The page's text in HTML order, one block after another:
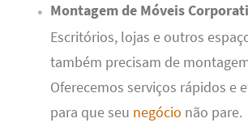
Montagem de Móveis
Escritórios, lojas e outros
também precisam de
Oferecemos serviços rápidos e
para que seu negócio não pare.